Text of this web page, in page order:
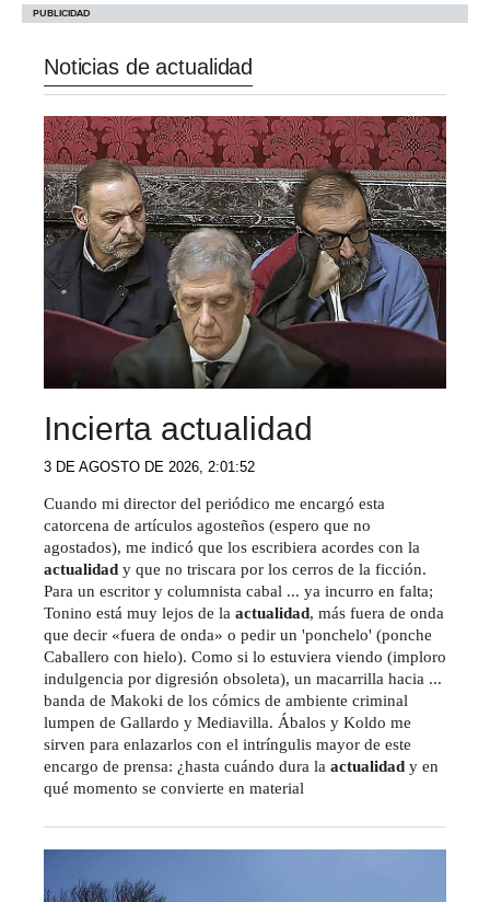
Noticias de actualidad
Incierta actualidad
3 DE AGOSTO DE 2026, 2:01:52
Cuando mi director del periódico me encargó esta
catorcena de artículos agosteños (espero que no
agostados), me indicó que los escribiera acordes con la
actualidad y que no triscara por los cerros de la ficción.
Para un escritor y columnista cabal ... ya incurro en falta;
Tonino está muy lejos de la actualidad, más fuera de onda
que decir «fuera de onda» o pedir un 'ponchelo' (ponche
Caballero con hielo). Como si lo estuviera viendo (imploro
indulgencia por digresión obsoleta), un macarrilla hacia ...
banda de Makoki de los cómics de ambiente criminal
lumpen de Gallardo y Mediavilla. Ábalos y Koldo me
sirven para enlazarlos con el intríngulis mayor de este
encargo de prensa: ¿hasta cuándo dura la actualidad y en
qué momento se convierte en material